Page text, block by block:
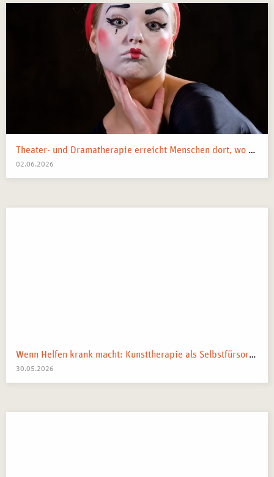
Theater- und Dramatherapie erreicht Menschen dort, wo Worte manchmal nicht mehr weiterkommen.
02.06.2026
Wenn Helfen krank macht: Kunsttherapie als Selbstfürsorge in pflegenden und beratenden Berufen
30.05.2026